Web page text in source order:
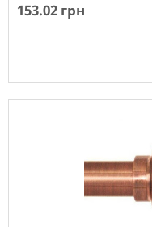
153.02 грн